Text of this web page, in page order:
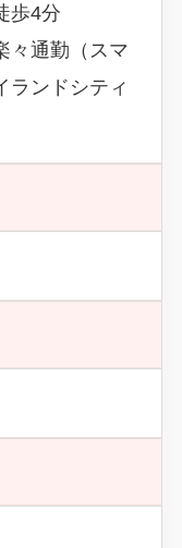
歩4分
々通勤（スマ
ランドシティ